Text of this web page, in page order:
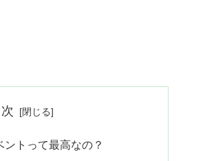
トって最高なの？